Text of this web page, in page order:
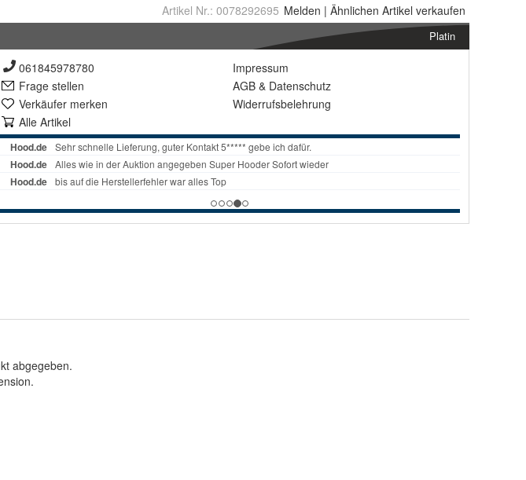
Artikel Nr.: 0078292695 Melden | Ähnlichen Artikel verkaufen
Platin
061845978780
Frage stellen
Verkäufer merken
Alle Artikel
Impressum
AGB & Datenschutz
Widerrufsbelehrung
abgegeben.
.